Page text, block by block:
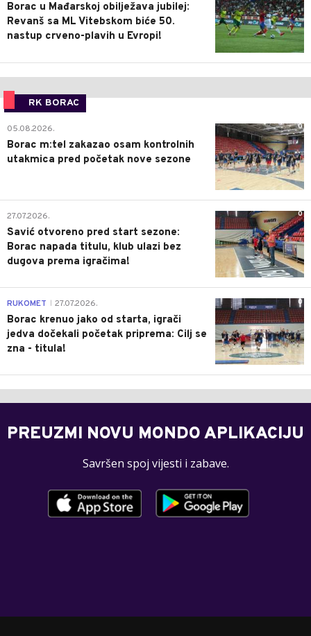
Borac u Mađarskoj obilježava jubilej:
Revanš sa ML Vitebskom biće 50.
nastup crveno-plavih u Evropi!
RK BORAC
0
05.08.2026.
Borac m:tel zakazao osam kontrolnih
utakmica pred početak nove sezone
0
27.07.2026.
Savić otvoreno pred start sezone:
Borac napada titulu, klub ulazi bez
dugova prema igračima!
0
RUKOMET 27.07.2026.
Borac krenuo jako od starta, igrači
jedva dočekali početak priprema: Cilj se
zna - titula!
PREUZMI NOVU MONDO APLIKACIJU
Savršen spoj vijesti i zabave.